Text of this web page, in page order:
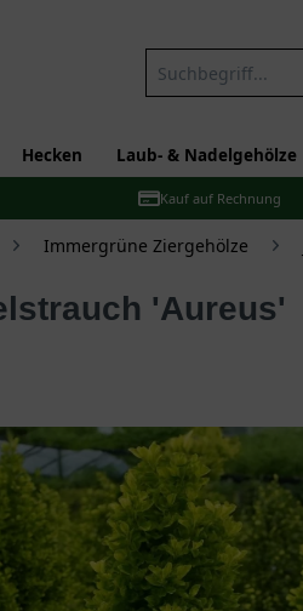
Hecken Laub- & Nadelgehölze
Kauf auf Rechnung
Immergrüne Ziergehölze
'Aureus'